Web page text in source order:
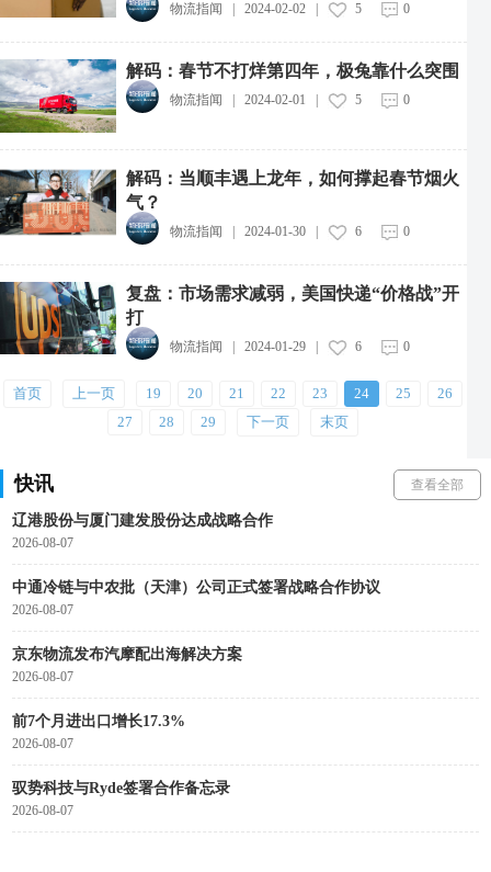
物流指闻 2024-02-02| 5 0
解码：春节不打烊第四年，极兔靠什么突围
物流指闻 2024-02-01 5 0
解码：当顺丰遇上龙年，如何撑起春节烟火
气？
物流指闻 | 2024-01-30| 6 0
复盘：市场需求减弱，美国快递“价格战”开
打
物流指闻 | 2024-01-29| 6 0
首页 上一页 19 20 21 22 23 24 25
26
27
28 29 下一页 末页
快讯 查看全部
中远海运集团投资成立新能源航运公司
2026-08-07
中物流制造业供应链集成服务综合体项目开工
2026-08-07
广西12部门联合印发实施方案，推动快递包装绿色产品认证落地
2026-08-07
辽港股份与厦门建发股份达成战略合作
2026-08-07
中通冷链与中农批（天津）公司正式签署战略合作协议
2026-08-07
京东物流发布汽摩配出海解决方案
2026-08-07
前7个月进出口增长17.3%
2026-08-07
驭势科技与Ryde签署合作备忘录
2026-08-07